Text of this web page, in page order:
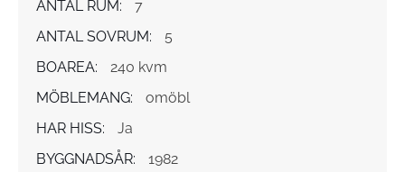
ANTAL RUM:
7
ANTAL SOVRUM:
5
BOAREA:
240 kvm
MÖBLEMANG:
omöbl
HAR HISS:
Ja
BYGGNADSÅR:
1982